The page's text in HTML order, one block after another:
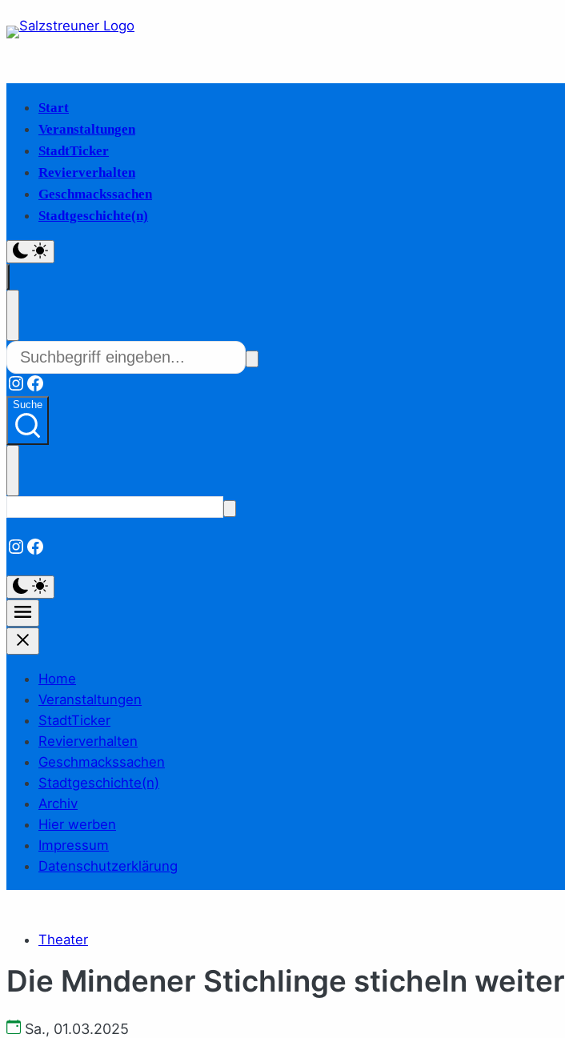
Start
Veranstaltungen
StadtTicker
Revierverhalten
Geschmackssachen
Stadtgeschichte(n)
Instagram
Facebook
Suche
Instagram
Facebook
Home
Veranstaltungen
StadtTicker
Revierverhalten
Geschmackssachen
Stadtgeschichte(n)
Archiv
Hier werben
Impressum
Datenschutzerklärung
Theater
Die Mindener Stichlinge sticheln weiter
Sa., 01.03.2025